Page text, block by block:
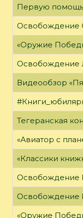
Первую помощь
Освобождение
«Оружие
Освобождение
Видеообзор
Тегеранская
«Авиатор с
«Классики
Освобождение
Освобождение
«Оружие